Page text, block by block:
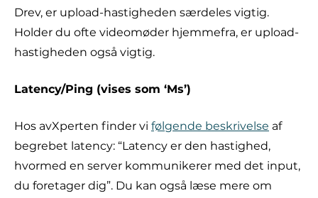
Drev, er upload-hastigheden særdeles vigtig.
Holder du ofte videomøder hjemmefra, er upload-
hastigheden også vigtig.
Latency/Ping (vises som ‘Ms’)
Hos avXperten finder vi følgende beskrivelse af
begrebet latency: “Latency er den hastighed,
hvormed en server kommunikerer med det input,
du foretager dig”. Du kan også læse mere om